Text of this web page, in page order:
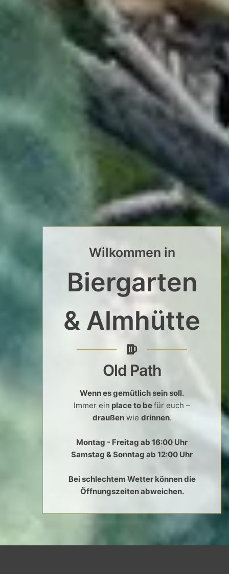
Wilkommen in
Biergarten
& Almhütte
Old Path
Wenn es gemütlich sein soll.
Immer ein place to befür euch –
draußenwie drinnen.
Montag - Freitag ab 16:00 Uhr
Samstag & Sonntag ab 12:00 Uhr
Bei schlechtem Wetter können die
Öffnungszeiten abweichen.